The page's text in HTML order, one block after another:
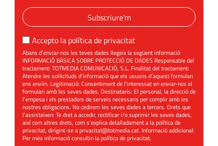
Subscriure'm
Accepto la política de privacitat
Abans d’enviar-nos les teves dades llegeix la següent informació
INFORMACIÓ BÀSICA SOBRE PROTECCIÓ DE DADES Responsable del
tractament: TOTMEDIA COMUNICACIÓ, S.L. Finalitat del tractament:
Atendre les sol·licituds d’informació que els usuaris d’aquest formulari
ens enviïn. Legitimació: Consentiment de l’interessat en enviar-nos el
formulari amb les seves dades. Destinataris: El personal, la direcció de
l’empesa i els prestadors de serveis necessaris per complir amb les
nostres obligacions. No cedirem les seves dades a tercers. Drets que
l’assisteixen: Te dret a accedir, rectificar i/o suprimir les seves dades,
així com altres drets, com s’explica detalladament a la política de
privacitat, dirigint-se aprivacitat@totmedia.cat. Informació addicional:
Per més informació consultin lapolítica de privacitat.